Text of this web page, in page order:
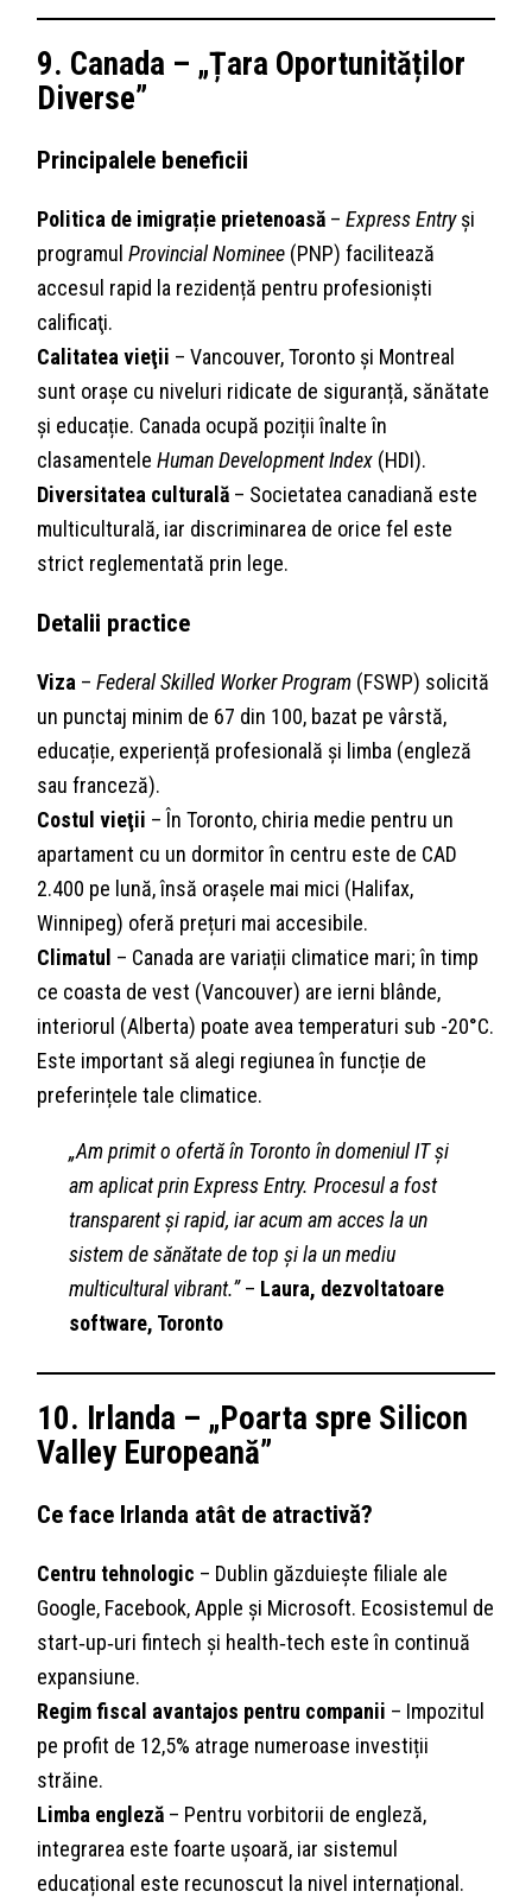
9. Canada – „Țara Oportunităților
Diverse”
Principalele beneficii
Politica de imigrație prietenoasă –Express Entryși
programulProvincial Nominee (PNP) facilitează
accesul rapid la rezidență pentru profesioniști
calificaţi.
Calitatea vieţii – Vancouver, Toronto și Montreal
sunt orașe cu niveluri ridicate de siguranță, sănătate
și educație. Canada ocupă poziții înalte în
clasamenteleHuman Development Index (HDI).
Diversitatea culturală – Societatea canadiană este
multiculturală, iar discriminarea de orice fel este
strict reglementată prin lege.
Detalii practice
Viza –Federal Skilled Worker Program (FSWP) solicită
un punctaj minim de 67 din 100, bazat pe vârstă,
educație, experiență profesională și limba (engleză
sau franceză).
Costul vieţii – În Toronto, chiria medie pentru un
apartament cu un dormitor în centru este de CAD
2.400 pe lună, însă orașele mai mici (Halifax,
Winnipeg) oferă prețuri mai accesibile.
Climatul – Canada are variații climatice mari; în timp
ce coasta de vest (Vancouver) are ierni blânde,
interiorul (Alberta) poate avea temperaturi sub -20°C.
Este important să alegi regiunea în funcție de
preferințele tale climatice.
„Am primit o ofertă în Toronto în domeniul IT și
am aplicat prin Express Entry. Procesul a fost
transparent și rapid, iar acum am acces la un
sistem de sănătate de top și la un mediu
multicultural vibrant.”– Laura, dezvoltatoare
software, Toronto
10. Irlanda – „Poarta spre Silicon
Valley Europeană”
Ce face Irlanda atât de atractivă?
Centru tehnologic – Dublin găzduiește filiale ale
Google, Facebook, Apple și Microsoft. Ecosistemul de
start‑up‑uri fintech și health‑tech este în continuă
expansiune.
Regim fiscal avantajos pentru companii – Impozitul
pe profit de 12,5% atrage numeroase investiții
străine.
Limba engleză – Pentru vorbitorii de engleză,
integrarea este foarte ușoară, iar sistemul
educațional este recunoscut la nivel internațional.